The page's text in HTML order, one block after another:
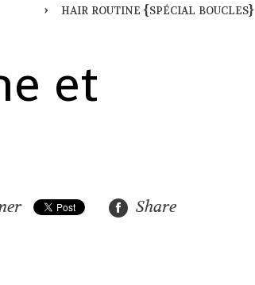
hair routine {spécial boucles}
et
Share